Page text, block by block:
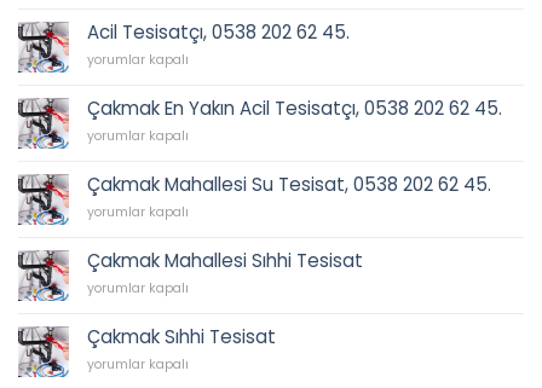
Tesisatçı,
0538
62
45.
için
Acil Tesisatçı, 0538 202 62 45.
Acil
0538
202
62
için
yorumlar kapalı
Çakmak En Yakın Acil Tesisatçı, 0538 202 62 45.
Çakmak
Yakın
Acil
Tesisatçı,
202
62
45.
yorumlar kapalı
Çakmak Mahallesi Su Tesisat, 0538 202 62 45.
Çakmak
Tesisat,
0538
62
45.
için
yorumlar kapalı
Çakmak Mahallesi Sıhhi Tesisat
Çakmak
Sıhhi
Tesisat
için
yorumlar kapalı
Çakmak Sıhhi Tesisat
Çakmak
yorumlar kapalı